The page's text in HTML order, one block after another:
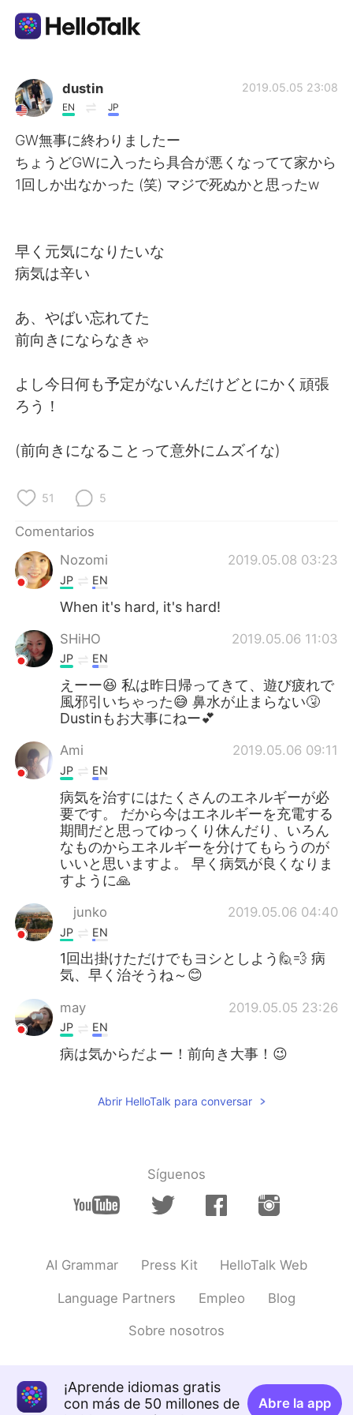
Aplicación de intercambio de idiomas
AI Grammar Checker
Español
繁體中文
Français
Русский
dustin
EN JP
2019.05.05 23:08
GW無事に終わりましたー
ちょうどGWに入ったら具合が悪くなってて家から
1回しか出なかった (笑) マジで死ぬかと思ったw
早く元気になりたいな
病気は辛い
あ、やばい忘れてた
前向きにならなきゃ
よし今日何も予定がないんだけどとにかく頑張
ろう！
(前向きになることって意外にムズイな)
51 5
Comentarios
Nozomi
2019.05.08 03:23
JP EN
When it's hard, it's hard!
SHiHO 2019.05.06 11:03
JP EN
えーー😆 私は昨日帰ってきて、遊び疲れで
風邪引いちゃった😅 鼻水が止まらない🤧
Dustinもお大事にねー💕
Ami 2019.05.06 09:11
JP EN
病気を治すにはたくさんのエネルギーが必
要です。 だから今はエネルギーを充電する
期間だと思ってゆっくり休んだり、いろん
なものからエネルギーを分けてもらうのが
いいと思いますよ。 早く病気が良くなりま
すように🙏
junko 2019.05.06 04:40
JP EN
1回出掛けただけでもヨシとしよう🙋💨 病
気、早く治そうね～😊
may 2019.05.05 23:26
JP EN
病は気からだよー！前向き大事！😉
Abrir HelloTalk para conversar
Síguenos
AI Grammar Press Kit HelloTalk Web
Language Partners Empleo Blog
Sobre nosotros
¡Aprende idiomas gratis
con más de 50 millones de
Abre la app